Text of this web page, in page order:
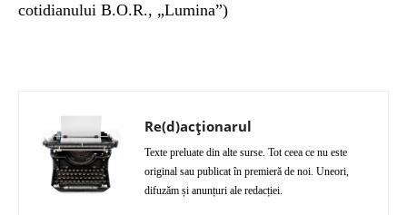
cotidianului B.O.R., „Lumina”)
Re(d)acționarul
Texte preluate din alte surse. Tot ceea ce nu este
original sau publicat în premieră de noi. Uneori,
difuzăm și anunțuri ale redacției.